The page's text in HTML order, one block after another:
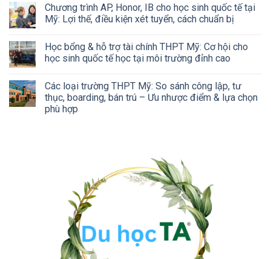
Chương trình AP, Honor, IB cho học sinh quốc tế tại
Mỹ: Lợi thế, điều kiện xét tuyển, cách chuẩn bị
Học bổng & hỗ trợ tài chính THPT Mỹ: Cơ hội cho
học sinh quốc tế học tại môi trường đỉnh cao
Các loại trường THPT Mỹ: So sánh công lập, tư
thục, boarding, bán trú – Ưu nhược điểm & lựa chọn
phù hợp